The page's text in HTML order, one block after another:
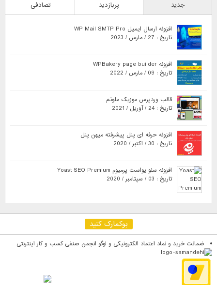
جدید پربازدید تصادفی
افزونه ارسال ایمیل WP Mail SMTP Pro
تاریخ : 27 / مارس / 2023
افزونه WPBakery page builder
تاریخ : 09 / مارس / 2022
قالب وردپرس موزیک ملوتم
تاریخ : 24 / آوریل / 2021
افزونه حرفه ای پنل پیشرفته میهن پنل
تاریخ : 30 / اکتبر / 2020
افزونه سئو یواست پرمیوم Yoast SEO Premium
تاریخ : 03 / سپتامبر / 2020
بوکمارک کنید
ضمانت خرید و نماد اعتماد الکترونیکی و لوگو انجمن صنفی کسب و کار اینترنتی